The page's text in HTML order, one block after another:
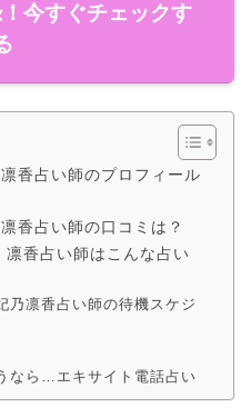
今すぐチェックす
香占い師のプロフィール
香占い師の口コミは？
香占い師はこんな占い
乃凛香占い師の待機スケジ
なら…エキサイト電話占い